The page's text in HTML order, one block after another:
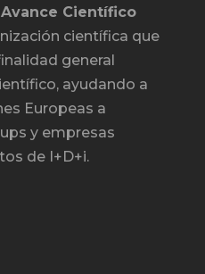
Científico
científica que
general
ayudando a
Europeas a
y empresas
de I+D+i.